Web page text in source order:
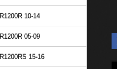
R1200R 10-14
R1200R 05-09
R1200RS 15-16